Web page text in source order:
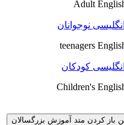
Adult
نوجوانان
teenagers
کودکان
Children's
باز کردن متد آموزش بزرگسالان